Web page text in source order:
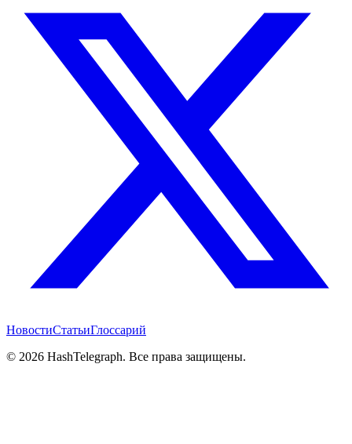
НовостиСтатьиГлоссарий
© 2026 HashTelegraph. Все права защищены.